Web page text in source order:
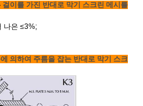
걸이를 가진 반대로 막기 스크린 메시를
나은 ≤3%;
의하여 주름을 잡는 반대로 막기 스크